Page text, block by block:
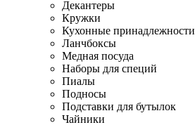
Декантеры
Кружки
Кухонные принадлежности
Ланчбоксы
Медная посуда
Наборы для специй
Пиалы
Подносы
Подставки для бутылок
Чайники